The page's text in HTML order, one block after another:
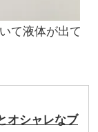
て液体が出て
オシャレなブ